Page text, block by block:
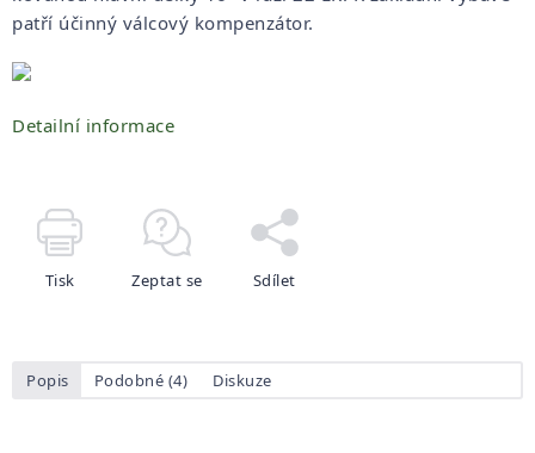
patří účinný válcový kompenzátor.
Detailní informace
Tisk Zeptat se Sdílet
Popis Podobné (4) Diskuze